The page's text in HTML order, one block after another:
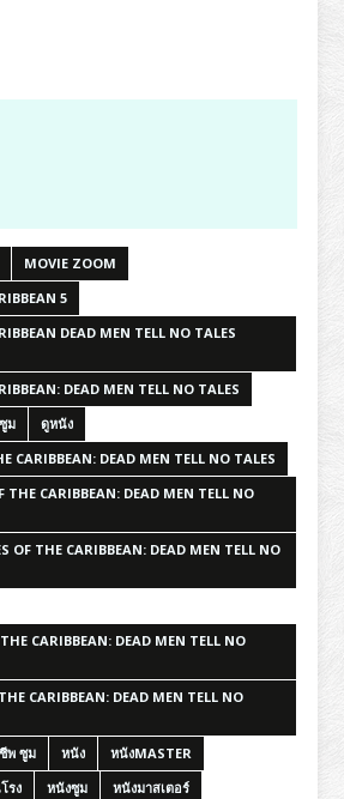
MOVIE ZOOM
5
DEAD MEN TELL NO TALES
DEAD MEN TELL NO TALES
ซูม
ดูหนัง
CARIBBEAN: DEAD MEN TELL NO TALES
THE CARIBBEAN: DEAD MEN TELL NO
OF THE CARIBBEAN: DEAD MEN TELL NO
CARIBBEAN: DEAD MEN TELL NO
CARIBBEAN: DEAD MEN TELL NO
พ ซูม
หนัง
หนังMASTER
รง หนังซูม
หนังมาสเตอร์